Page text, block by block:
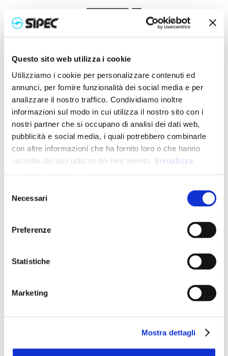
Questo sito web utilizza i cookie
Utilizziamo i cookie per personalizzare contenuti ed
annunci, per fornire funzionalità dei social media e per
analizzare il nostro traffico. Condividiamo inoltre
informazioni sul modo in cui utilizza il nostro sito con i
nostri partner che si occupano di analisi dei dati web,
pubblicità e social media, i quali potrebbero combinarle
con altre informazioni che ha fornito loro o che hanno
raccolto dal suo utilizzo dei loro servizi. Visualizza
delNecessari
Preferenze
Statistiche
Marketing
Mostra dettagli